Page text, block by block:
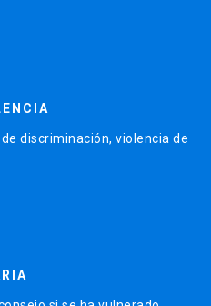
discriminación, violencia de